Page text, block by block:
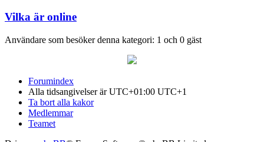
Vilka är online
Användare som besöker denna kategori: 1 och 0 gäst
Forumindex
Alla tidsangivelser är UTC+01:00 UTC+1
Ta bort alla kakor
Medlemmar
Teamet